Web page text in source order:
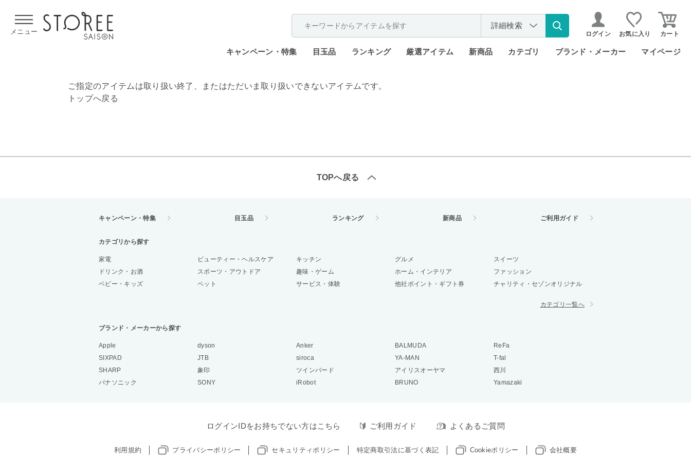
メニュー
詳細検索
ログイン お気に入り カート
キャンペーン・特集 目玉品 ランキング 厳選アイテム 新商品 カテゴリ ブランド・メーカー マイページ
ご指定のアイテムは取り扱い終了、またはただいま取り扱いできないアイテムです。
トップへ戻る
TOPへ戻る
キャンペーン・特集 目玉品 ランキング 新商品 ご利用ガイド
カテゴリから探す
家電 ビューティー・ヘルスケア キッチン グルメ
スイーツ
ドリンク・お酒
スポーツ・アウトドア 趣味・ゲーム ホーム・インテリア
ファッション
ベビー・キッズ
ペット サービス・体験 他社ポイント・ギフト券 チャリティ・セゾンオリジナル
カテゴリ一覧へ
ブランド・メーカーから探す
Apple dyson Anker BALMUDA
ReFa
SIXPAD
JTB siroca YA-MAN
T-fal
SHARP
象印 ツインバード アイリスオーヤマ
西川
パナソニック
SONY iRobot BRUNO Yamazaki
ログインIDをお持ちでない方はこちら ご利用ガイド よくあるご質問
利用規約 プライバシーポリシー セキュリティポリシー 特定商取引法に基づく表記 Cookieポリシー 会社概要